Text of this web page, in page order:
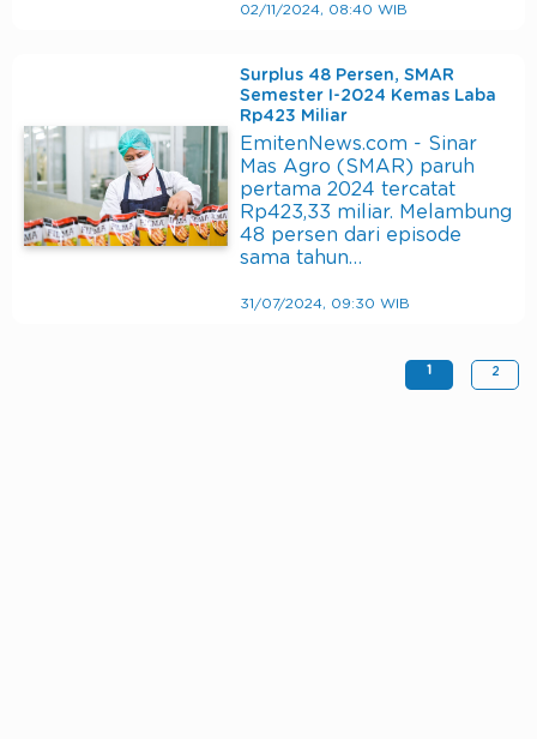
02/11/2024, 08:40 WIB
Surplus 48 Persen, SMAR
Semester I-2024 Kemas Laba
Rp423 Miliar
EmitenNews.com - Sinar
Mas Agro (SMAR) paruh
pertama 2024 tercatat
Rp423,33 miliar. Melambung
48 persen dari episode
sama tahun…
31/07/2024, 09:30 WIB
1 2